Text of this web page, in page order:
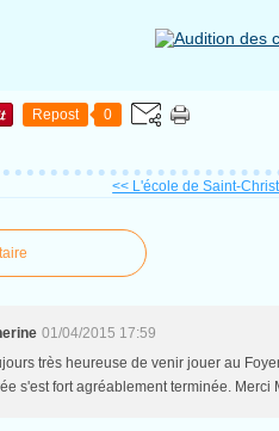
Repost 0
<< L'école de Saint-
01/04/2015 17:59
très heureuse de venir jouer au
s'est fort agréablement terminée.